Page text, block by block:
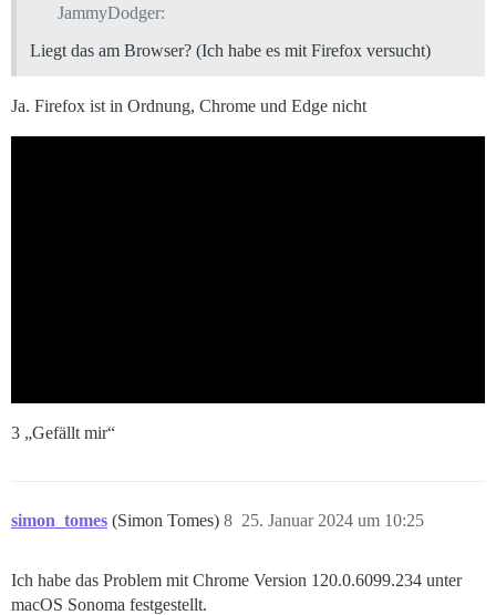
JammyDodger:
Liegt das am Browser? (Ich habe es mit Firefox versucht)
Ja. Firefox ist in Ordnung, Chrome und Edge nicht
3 „Gefällt mir“
simon_tomes (Simon Tomes) 25. Januar 2024 um 10:25
8
Ich habe das Problem mit Chrome Version 120.0.6099.234 unter
macOS Sonoma festgestellt.